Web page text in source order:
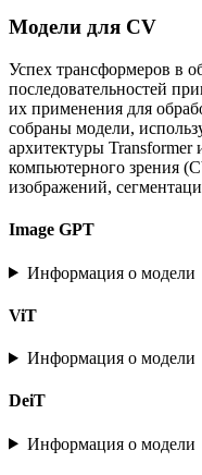
Модели для CV
Успех трансформеров в
последовательностей
их применения для
собраны модели,
архитектуры
компьютерного зрения
изображений,
Image GPT
Информация о модели
ViT
Информация о модели
DeiT
Информация о модели